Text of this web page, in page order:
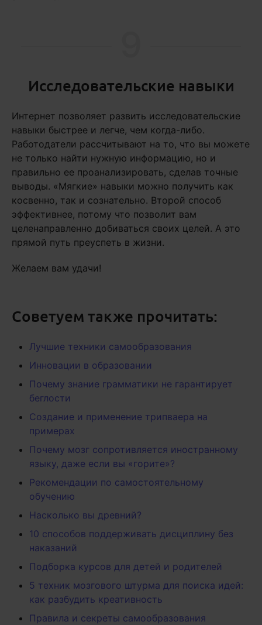
Исследовательские навыки
Интернет позволяет развить исследовательские
навыки быстрее и легче, чем когда-либо.
Работодатели рассчитывают на то, что вы можете
не только найти нужную информацию, но и
правильно ее проанализировать, сделав точные
выводы. «Мягкие» навыки можно получить как
косвенно, так и сознательно. Второй способ
эффективнее, потому что позволит вам
целенаправленно добиваться своих целей. А это
прямой путь преуспеть в жизни.
Желаем вам удачи!
Советуем также прочитать:
Лучшие техники самообразования
Инновации в образовании
Почему знание грамматики не гарантирует
беглости
Создание и применение трипваера на
примерах
Почему мозг сопротивляется иностранному
языку, даже если вы «горите»?
Рекомендации по самостоятельному
обучению
Насколько вы древний?
10 способов поддерживать дисциплину без
наказаний
Подборка курсов для детей и родителей
5 техник мозгового штурма для поиска идей:
как разбудить креативность
Правила и секреты самообразования